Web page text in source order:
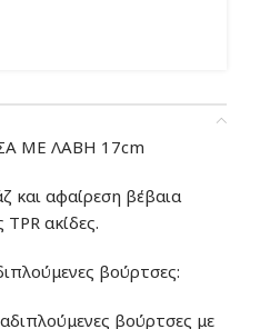
ΜΕ ΛΑΒΗ 17cm
και αφαίρεση βέβαια
ακίδες.
βούρτσες:
βούρτσες με